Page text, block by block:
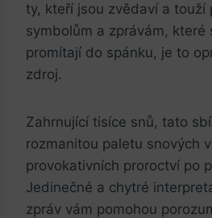
ty, kteří jsou zvědaví a ⁢touží
symbolům a zprávám, které⁣
⁤promítají do ​spánku, je to
zdroj.
Zahrnující tisíce snů, tato
rozmanitou ⁣paletu snových
provokativních proroctví po
Jedinečné ‌a chytré
zpráv ‍vám pomohou